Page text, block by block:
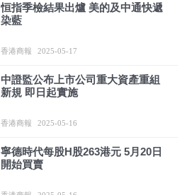
恒指季檢結果出爐 美的及中通快遞
染藍
香港商報 2025-05-17
中證監公布上市公司重大資產重組
新規 即日起實施
香港商報 2025-05-16
寧德時代每股H股263港元 5月20日
開始買賣